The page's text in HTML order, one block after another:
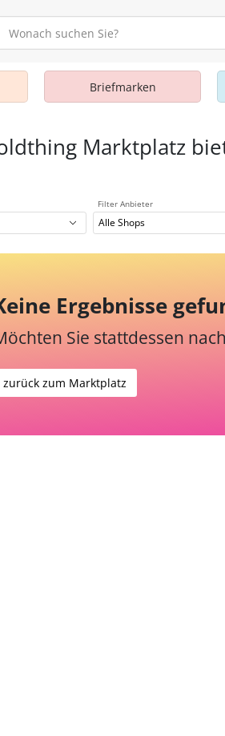
Briefmarken
Marktplatz
Filter Anbieter
Alle Shops
Ergebnisse
Sie stattdessen
zurück zum Marktplatz